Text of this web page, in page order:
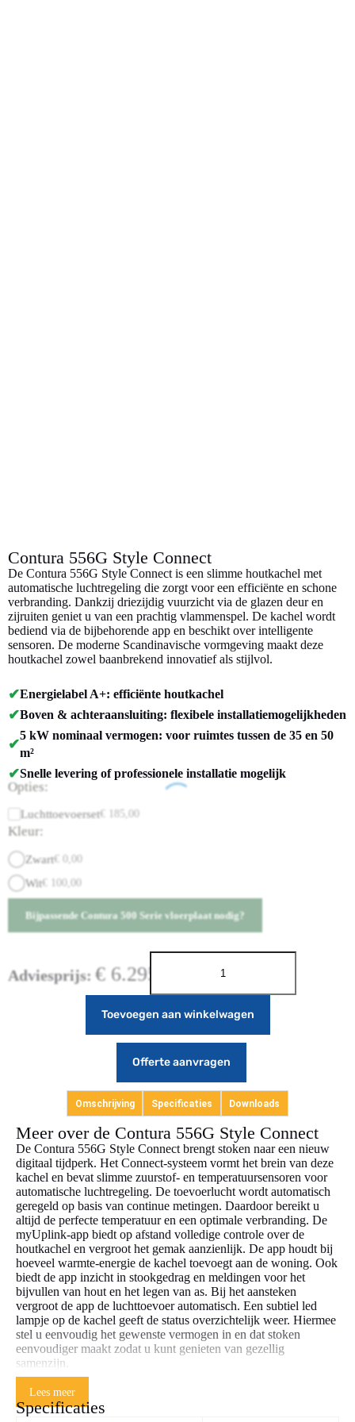
Contura 556G Style Connect
De Contura 556G Style Connect is een slimme houtkachel met
automatische luchtregeling die zorgt voor een efficiënte en schone
verbranding. Dankzij driezijdig vuurzicht via de glazen deur en
zijruiten geniet u van een prachtig vlammenspel. De kachel wordt
bediend via de bijbehorende app en beschikt over intelligente
sensoren. De moderne Scandinavische vormgeving maakt deze
houtkachel zowel baanbrekend innovatief als stijlvol.
✔Energielabel A+: efficiënte houtkachel
✔Boven & achteraansluiting: flexibele installatiemogelijkheden
✔
5 kW nominaal vermogen: voor ruimtes tussen de 35 en 50
m²
✔Snelle levering of professionele installatie mogelijk
Opties:
Luchttoevoerset€ 185,00
Kleur:
Zwart€ 0,00
Wit€ 100,00
Bijpassende Contura 500 Serie vloerplaat nodig?
Adviesprijs: € 6.295,00
Toevoegen aan winkelwagen
Offerte aanvragen
Omschrijving Specificaties Downloads
Meer over de Contura 556G Style Connect
De Contura 556G Style Connect brengt stoken naar een nieuw
digitaal tijdperk. Het Connect-systeem vormt het brein van deze
kachel en bevat slimme zuurstof- en temperatuursensoren voor
automatische luchtregeling. De toevoerlucht wordt automatisch
geregeld op basis van continue metingen. Daardoor bereikt u
altijd de perfecte temperatuur en een optimale verbranding. De
myUplink-app biedt op afstand volledige controle over de
houtkachel en vergroot het gemak aanzienlijk. De app houdt bij
hoeveel warmte-energie de kachel toevoegt aan de woning. Ook
biedt de app inzicht in stookgedrag en meldingen voor het
bijvullen van hout en het legen van as. Bij het aansteken
vergroot de app de luchttoevoer automatisch. Een subtiel led
lampje op de kachel geeft de status overzichtelijk weer. Hiermee
stel u eenvoudig het gewenste vermogen in en dat stoken
eenvoudiger maakt zodat u kunt genieten van gezellig
samenzijn.
De Contura 556G Style Connect heeft een rendement van 83%
en een vermogen van 5 kW. De kachel verwarmt tot 150 m³
Lees meer
Specificaties